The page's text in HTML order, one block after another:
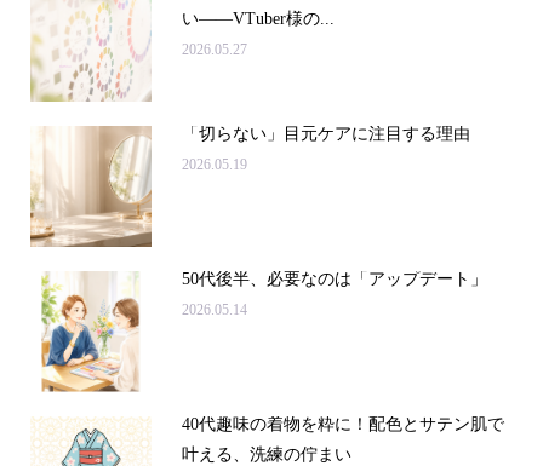
い――VTuber様の...
2026.05.27
「切らない」目元ケアに注目する理由
2026.05.19
50代後半、必要なのは「アップデート」
2026.05.14
40代趣味の着物を粋に！配色とサテン肌で
叶える、洗練の佇まい